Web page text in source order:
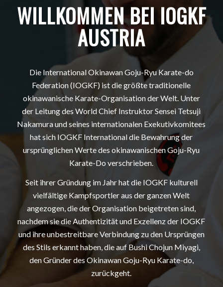
WILLKOMMEN BEI IOGKF
AUSTRIA
Die International Okinawan Goju-Ryu Karate-do
Federation (IOGKF) ist die größte traditionelle
okinawanische Karate-Organisation der Welt. Unter
der Leitung des World Chief Instruktor Sensei Tetsuji
Nakamura und seines internationalen Exekutivkomitees
hat sich IOGKF International die Bewahrung der
ursprünglichen Werte des okinawanischen Goju-Ryu
Karate-Do verschrieben.
Seit ihrer Gründung im Jahr hat die IOGKF kulturell
vielfältige Kampfsportler aus der ganzen Welt
angezogen, die der Organisation beigetreten sind,
nachdem sie die Authentizität und Exzellenz der IOGKF
und ihre unbestreitbare Verbindung zu den Ursprüngen
des Stils erkannt haben, die auf Bushi Chojun Miyagi,
den Gründer des Okinawan Goju-Ryu Karate-do,
zurückgeht.